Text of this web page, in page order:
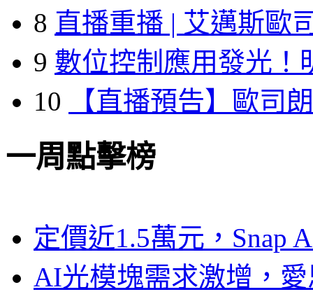
8 直播重播 | 艾邁斯歐
9 數位控制應用發光！
10
【直播預告】歐司
一周點擊榜
定價近1.5萬元，Snap
AI光模塊需求激增，